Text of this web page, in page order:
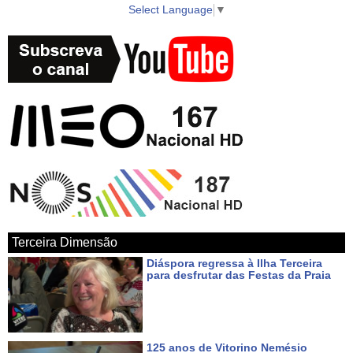
► WebTV AzoresTV http://www.azorestv.com/
► Facebook https://www.facebook.com/vitecazorestv
► Twitter https://twitter.com/azorestv
► Android Google Play App
https://play.google.com/store/apps/details?id=com.azoid.vitec
► Apple iOS App Store https://itunes.apple.com/pt/app/azorestv-by-
vitec/id1434296397?mt=8
► Google Maps
https://www.google.com/maps/place/AzoresTV+by+VITEC/
Select Language ▼
Terceira Dimensão
Diáspora regressa à Ilha Terceira
para desfrutar das Festas da Praia
125 anos de Vitorino Nemésio